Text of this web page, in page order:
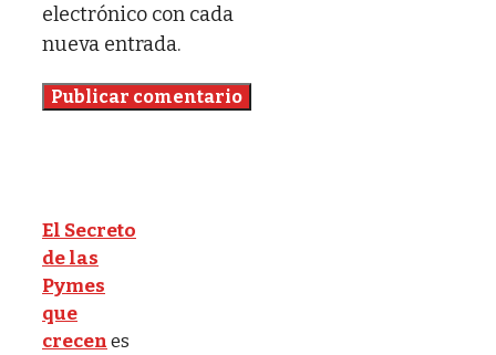
electrónico con cada
nueva entrada.
El Secreto
de las
Pymes
que
crecenes